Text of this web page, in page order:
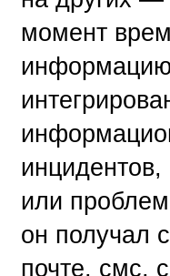
момент
информацию
или
он получал
почте, смс,